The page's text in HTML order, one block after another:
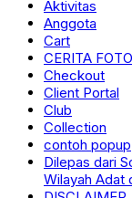
Aktivitas
Anggota
Cart
CERITA FOTO
Checkout
Client Portal
Club
Collection
contoh popup
Dilepas dari
Wilayah Adat